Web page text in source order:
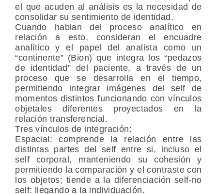
el que acuden al análisis es la necesidad de
consolidar su sentimiento de identidad.
Cuando hablan del proceso analítico en
relación a esto, consideran el encuadre
analítico y el papel del analista como un
“continente” (Bion) que integra los “pedazos
de identidad” del paciente, a través de un
proceso que se desarrolla en el tiempo,
permitiendo integrar imágenes del self de
momentos distintos fun­cionando con vínculos
objetales diferentes proyectados en la
relación transferencial.
Tres vínculos de integración:
Espacial: comprende la relación entre las
distintas partes del self entre si, incluso el
self corporal, manteniendo su cohesión y
permitiendo la comparación y el contraste con
los objetos; tiende a la diferenciación self-no
self: llegando a la individuación.